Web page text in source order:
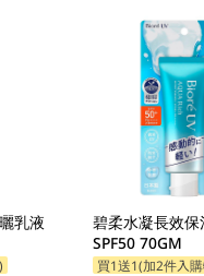
乳液
碧柔水凝長效保
SPF50 70GM
買1送1(加2件入